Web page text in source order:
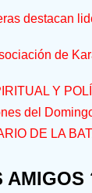
destacan
de
Y
del
DE LA
AMIGOS